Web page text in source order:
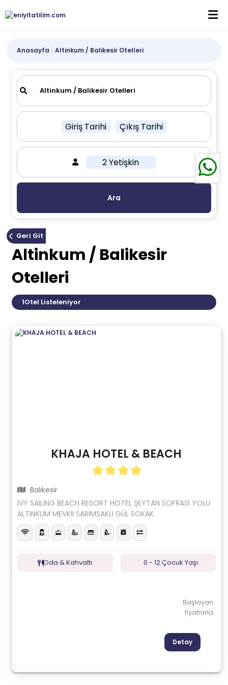
Anasayfa Altinkum / Balikesir Otelleri
Giriş Tarihi Çıkış Tarihi
2 Yetişkin
Ara
Geri Git
Altinkum / Balikesir
Otelleri
1Otel Listeleniyor
KHAJA HOTEL & BEACH
Balıkesir
IVY SAILING BEACH RESORT HOTEL ŞEYTAN SOFRASI YOLU
ALTINKUM MEVKİİ SARIMSAKLI GÜL SOKAK
Oda & Kahvaltı 0 - 12 Çocuk Yaşı
Başlayan
fiyatlarla
Detay